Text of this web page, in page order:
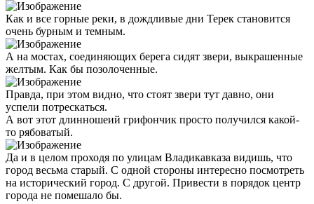
Как и все горные реки, в дождливые дни Терек становится
очень бурным и темным.
А на мостах, соединяющих берега сидят звери, выкрашенные
желтым. Как бы позолоченные.
Правда, при этом видно, что стоят звери тут давно, они
успели потрескаться.
А вот этот длинношеий грифончик просто получился какой-
то рябоватый.
Да и в целом проходя по улицам Владикавказа видишь, что
город весьма старый. С одной стороны интересно посмотреть
на исторический город. С другой. Привести в порядок центр
города не помешало бы.